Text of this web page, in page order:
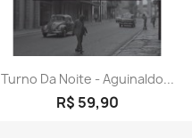
Visualização rápida
Turno Da Noite - Aguinaldo...
R$ 59,90